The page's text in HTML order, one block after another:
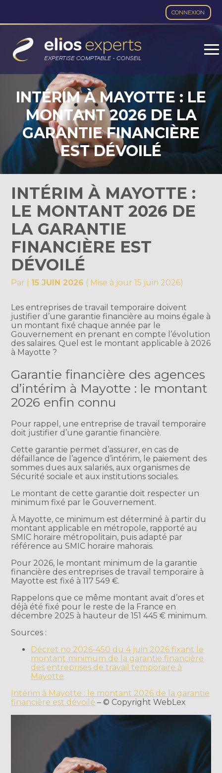
CONNEXION
Aller
INTÉRIM À MAYOTTE : LE
MONTANT 2026 DE LA
GARANTIE FINANCIÈRE
EST DÉVOILÉ
INTÉRIM À MAYOTTE :
LE MONTANT 2026 DE
LA GARANTIE
FINANCIÈRE EST
DÉVOILÉ
Par 15 JUIN 2026 ( Mise à jour 15 juin 2026)
Les entreprises de travail temporaire doivent
justifier d’une garantie financière au moins égale à
un montant fixé chaque année par le
Gouvernement en prenant en compte l’évolution
des salaires. Quel est le montant applicable à 2026
à Mayotte ?
Garantie financière des agences
d’intérim à Mayotte : le montant
2026 enfin connu
Pour rappel, une entreprise de travail temporaire
doit justifier d’une garantie financière.
Cette garantie permet d’assurer, en cas de
défaillance de l’agence d’intérim, le paiement des
sommes dues aux salariés, aux organismes de
Sécurité sociale et aux institutions sociales.
Le montant de cette garantie doit respecter un
minimum fixé par le Gouvernement.
À Mayotte, ce minimum est déterminé à partir du
montant applicable en métropole, rapporté au
SMIC horaire métropolitain, puis adapté par
référence au SMIC horaire mahorais.
Pour 2026, le montant minimum de la garantie
financière des entreprises de travail temporaire à
Mayotte est fixé à 117 549 €.
Rappelons que ce même montant avait d’ores et
déjà été fixé pour le reste de la France en
décembre 2025 à hauteur de 151 445 € minimum.
Sources :
Décret no 2026-450 du 4 juin 2026 fixant le
montant minimum de la garantie financière
des entreprises de travail temporaire à
Mayotte
Intérim à Mayotte : le montant 2026 de la garantie
financière est dévoilé – © Copyright WebLex